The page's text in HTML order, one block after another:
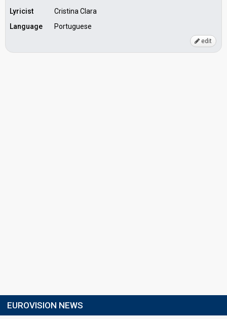
Lyricist
Cristina Clara
Language
Portuguese
edit
EUROVISION NEWS